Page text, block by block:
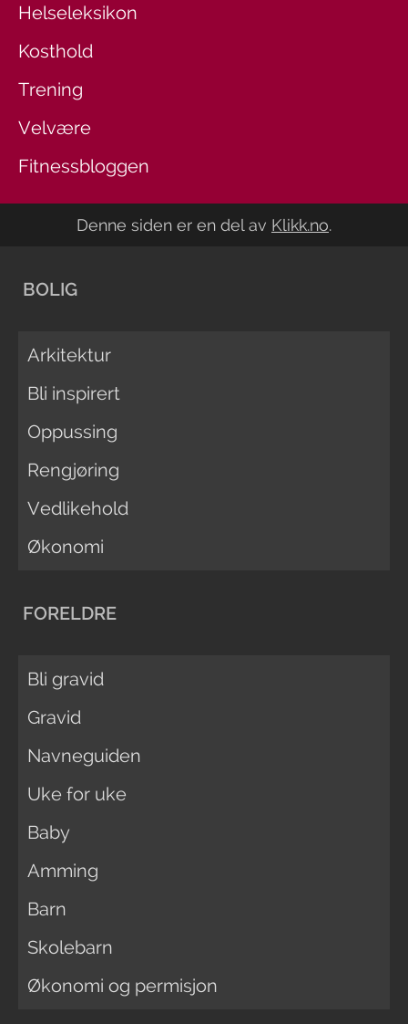
Helseleksikon
Kosthold
Trening
Velvære
Fitnessbloggen
Denne siden er en del av Klikk.no.
BOLIG
Arkitektur
Bli inspirert
Oppussing
Rengjøring
Vedlikehold
Økonomi
FORELDRE
Bli gravid
Gravid
Navneguiden
Uke for uke
Baby
Amming
Barn
Skolebarn
Økonomi og permisjon